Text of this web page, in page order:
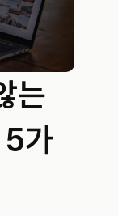
는
5가